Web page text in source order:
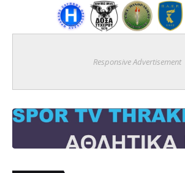
Responsive Advertisement